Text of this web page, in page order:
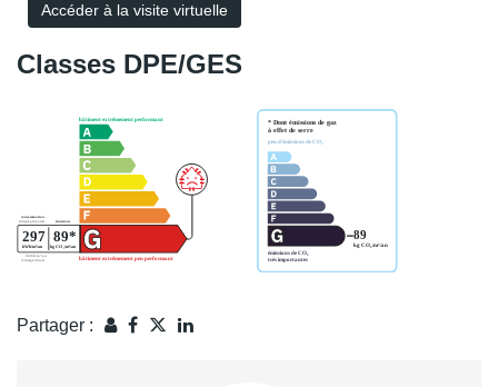
Accéder à la visite virtuelle
Classes DPE/GES
Partager :